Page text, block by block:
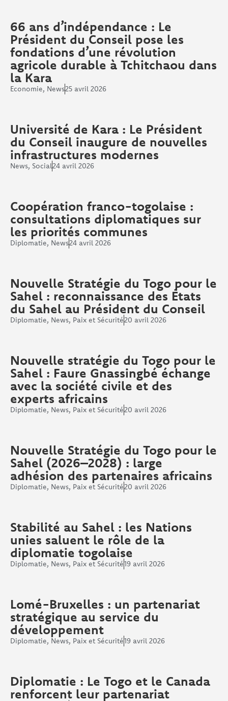
66 ans d’indépendance : Le
Président du Conseil pose les
fondations d’une révolution
agricole durable à Tchitchaou dans
la Kara
Economie, News25 avril 2026
Université de Kara : Le Président
du Conseil inaugure de nouvelles
infrastructures modernes
News, Social24 avril 2026
Coopération franco-togolaise :
consultations diplomatiques sur
les priorités communes
Diplomatie, News24 avril 2026
Nouvelle Stratégie du Togo pour le
Sahel : reconnaissance des États
du Sahel au Président du Conseil
Diplomatie, News, Paix et Sécurité20 avril 2026
Nouvelle stratégie du Togo pour le
Sahel : Faure Gnassingbé échange
avec la société civile et des
experts africains
Diplomatie, News, Paix et Sécurité20 avril 2026
Nouvelle Stratégie du Togo pour le
Sahel (2026–2028) : large
adhésion des partenaires africains
Diplomatie, News, Paix et Sécurité20 avril 2026
Stabilité au Sahel : les Nations
unies saluent le rôle de la
diplomatie togolaise
Diplomatie, News, Paix et Sécurité19 avril 2026
Lomé-Bruxelles : un partenariat
stratégique au service du
développement
Diplomatie, News, Paix et Sécurité19 avril 2026
Diplomatie : Le Togo et le Canada
renforcent leur partenariat